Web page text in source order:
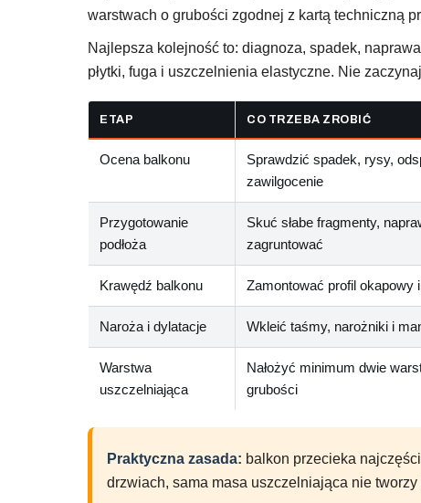
warstwach o grubości zgodnej z kartą techniczną
Najlepsza kolejność to: diagnoza, spadek,
płytki, fuga i uszczelnienia elastyczne. Nie
ETAP CO TRZEBA ZROBIĆ
Ocena balkonu
Sprawdzić spadek, rysy,
zawilgocenie
Przygotowanie
podłoża
Skuć słabe fragmenty,
zagruntować
Krawędź balkonu Zamontować profil okapowy
Naroża i dylatacje Wkleić taśmy, narożniki i
Warstwa
uszczelniająca
Nałożyć minimum dwie
grubości
Praktyczna zasada: balkon przecieka
drzwiach, sama masa uszczelniająca nie